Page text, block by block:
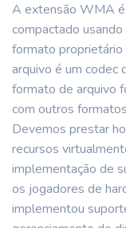
A extensão WMA é
compactado
formato
arquivo é um codec
formato de arquivo
com outros
Devemos prestar
recursos
implementação de
os jogadores de
implementou